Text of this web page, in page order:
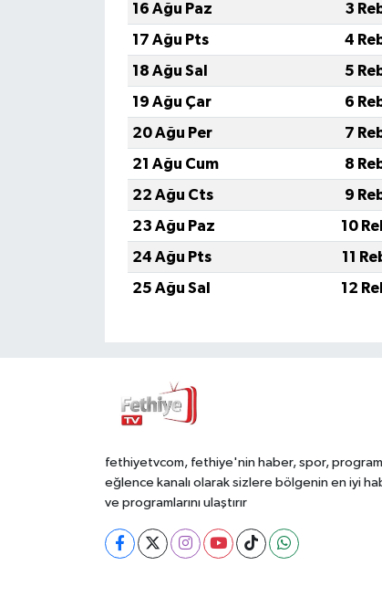
16 Ağu Paz
3
17 Ağu Pts
4
18 Ağu Sal
5
19 Ağu Çar
6
20 Ağu Per
7
21 Ağu Cum
8
22 Ağu Cts
9
23 Ağu Paz
10
24 Ağu Pts
11
25 Ağu Sal
12
fethiyetvcom, fethiye'nin haber, spor,
eğlence kanalı olarak sizlere bölgenin en iyi
ve programlarını ulaştırır